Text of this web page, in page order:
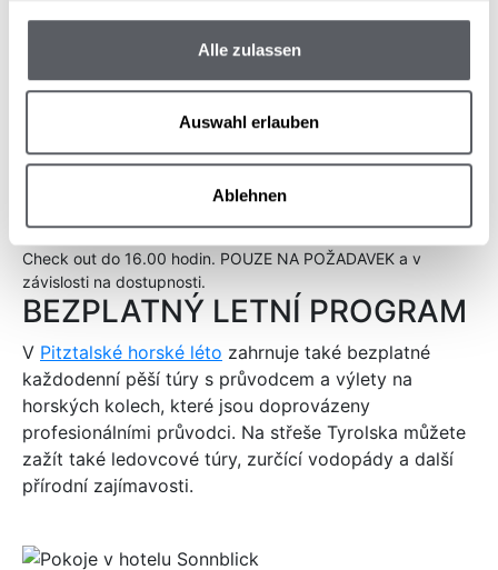
Alle zulassen
Auswahl erlauben
Ablehnen
Solárium Münze € 8,00
včetně 1 láhve domácího prosecca a malého sladkého
překvapení - od cca 20.15 do 22.15 hod.
Pozdní odjezd € 30,00
Check out do 16.00 hodin. POUZE NA POŽADAVEK a v
závislosti na dostupnosti.
BEZPLATNÝ LETNÍ PROGRAM
V Pitztalské horské léto zahrnuje také bezplatné
každodenní pěší túry s průvodcem a výlety na
horských kolech, které jsou doprovázeny
profesionálními průvodci. Na střeše Tyrolska můžete
zažít také ledovcové túry, zurčící vodopády a další
přírodní zajímavosti.